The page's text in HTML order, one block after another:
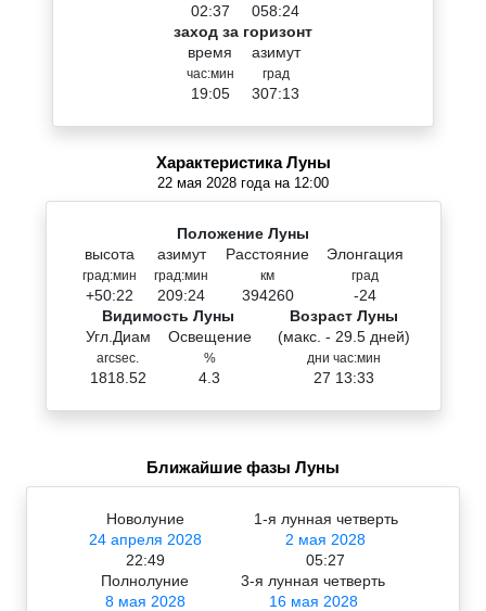
02:37
058:24
заход за горизонт
время
час:мин
19:05
азимут
град
307:13
Характеристика Луны
22 мая 2028 года на 12:00
Положение Луны
высота
град:мин
+50:22
азимут
град:мин
209:24
Расстояние
км
394260
Элонгация
град
-24
Видимость Луны
Угл.Диам
arcsec.
1818.52
Освещение
%
4.3
Возраст Луны
(макс. - 29.5 дней)
дни час:мин
27 13:33
Ближайшие фазы Луны
Новолуние
24 апреля 2028
22:49
1-я лунная четверть
2 мая 2028
05:27
Полнолуние
8 мая 2028
3-я лунная четверть
16 мая 2028